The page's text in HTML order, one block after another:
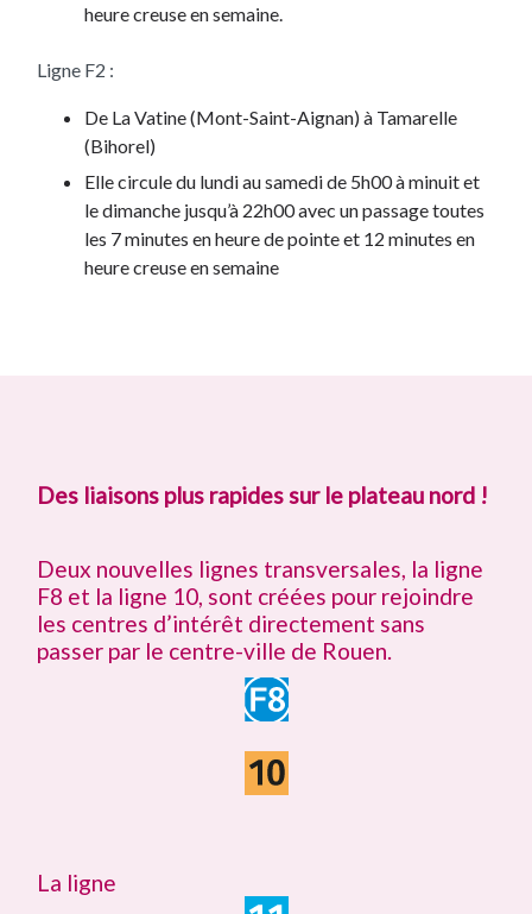
heure creuse en semaine.
Ligne F2 :
De La Vatine (Mont-Saint-Aignan) à Tamarelle
(Bihorel)
Elle circule du lundi au samedi de 5h00 à minuit et
le dimanche jusqu’à 22h00 avec un passage toutes
les 7 minutes en heure de pointe et 12 minutes en
heure creuse en semaine
Des liaisons plus rapides sur le plateau nord !
Deux nouvelles lignes transversales, la ligne
F8 et la ligne 10, sont créées pour rejoindre
les centres d’intérêt directement sans
passer par le centre-ville de Rouen.
La ligne